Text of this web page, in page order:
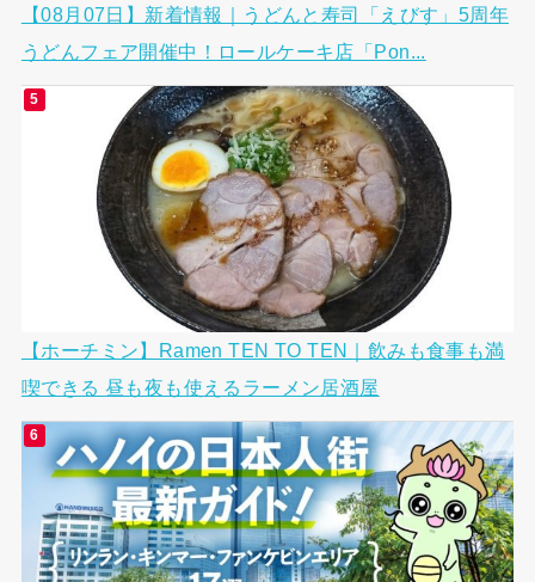
【08月07日】新着情報｜うどんと寿司「えびす」5周年
うどんフェア開催中！ロールケーキ店「Pon...
【ホーチミン】Ramen TEN TO TEN｜飲みも食事も満
喫できる 昼も夜も使えるラーメン居酒屋